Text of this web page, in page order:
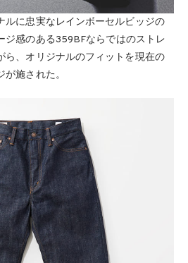
ルに忠実なレインボーセルビッジの
ジ感のある359BFならではのストレ
ら、オリジナルのフィットを現在の
施された。